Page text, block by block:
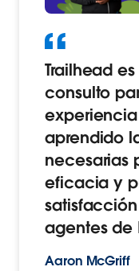
Trailhead
consulto
aprendido
necesarias
eficacia y
agentes de
Aaron McGriff